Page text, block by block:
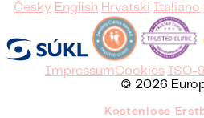
Česky English Hrvatski Italiano
ImpressumCookies
ISO-
© 2026
Kostenlose